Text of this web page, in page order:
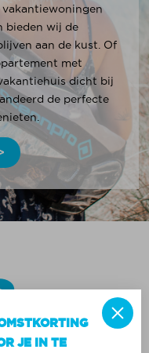
vakantiewoningen
bieden wij de
aan de kust. Of
met
dicht bij
de perfecte
JE IN TE